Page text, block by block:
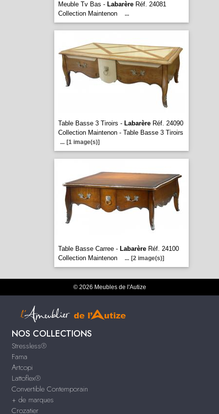
Meuble Tv Bas - LabarèreRéf. 24081
Collection Maintenon
...
Table Basse 3 Tiroirs - LabarèreRéf. 24090
Collection Maintenon - Table Basse 3 Tiroirs
... [1 image(s)]
Table Basse Carree - LabarèreRéf. 24100
Collection Maintenon
... [2 image(s)]
© 2026 Meubles de l'Autize
NOS COLLECTIONS
Stressless®
Fama
Artcopi
Lattoflex®
Convertible Contemporain
+ de marques
Crozatier